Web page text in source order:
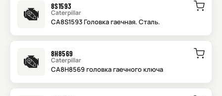
8S1593
Caterpillar
CA8S1593 Головка гаечная. Сталь.
8H8569
Caterpillar
CA8H8569 головка гаечного ключа